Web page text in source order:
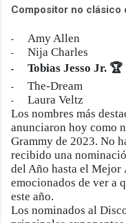
Compositor no clásico
- Amy Allen
- Nija Charles
- Tobias Jesso Jr. 🏆
- The-Dream
-
Laura Veltz
Los nombres más
anunciaron hoy como
Grammy de 2023. No
recibido una
del Año hasta el Mejor
emocionados de ver a
este año.
Los nominados al